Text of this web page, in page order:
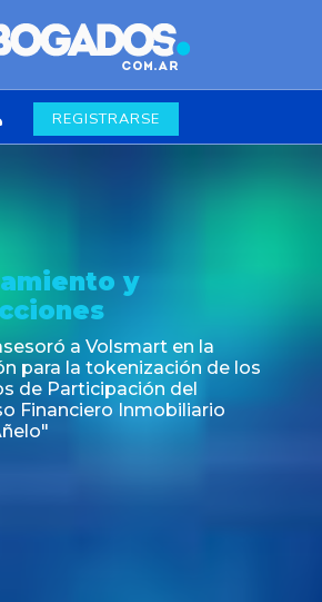
REGISTRARSE
y
a Volsmart en la
para la tokenización de los
de Participación del
Financiero Inmobiliario